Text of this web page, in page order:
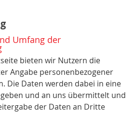
Umfang der
bieten wir Nutzern die
Angabe personenbezogener
Die Daten werden dabei in eine
und an uns übermittelt und
der Daten an Dritte